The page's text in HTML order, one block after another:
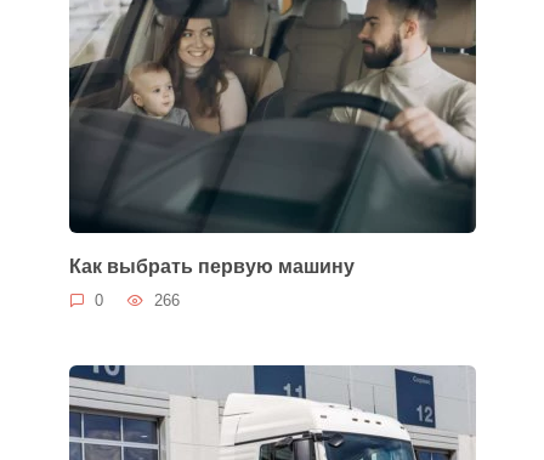
Как выбрать первую машину
0 266